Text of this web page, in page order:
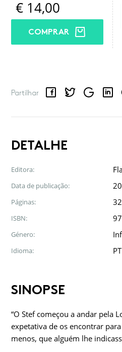
€ 14,00
COMPRAR
Partilhar
FacebookTwitterGoogle
DETALHE
Editora:
Data de publicação:
Páginas: 32
ISBN:
Género:
Idioma: PT
SINOPSE
“O Stef começou a andar pela
expetativa de os encontrar
menos, que alguém lhe